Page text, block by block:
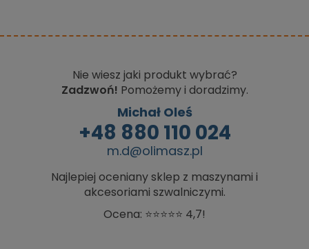
Nie wiesz jaki produkt wybrać?
Zadzwoń! Pomożemy i doradzimy.
Michał Oleś
+48 880 110 024
m.d@olimasz.pl
Najlepiej oceniany sklep z maszynami i
akcesoriami szwalniczymi.
Ocena: ⭐⭐⭐⭐⭐ 4,7!